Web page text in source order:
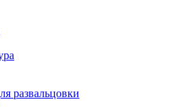
развальцовки